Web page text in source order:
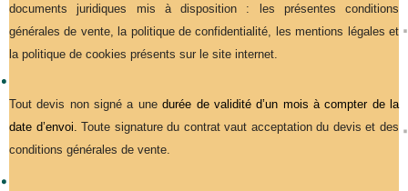
documents juridiques mis à disposition : les présentes conditions
générales de vente, la politique de confidentialité, les mentions légales et
la politique de cookies présents sur le site internet.
Tout devis non signé a une durée de validité d’un mois à compter de la
date d’envoi.
Toute signature du contrat vaut acceptation du devis et des
conditions générales de vente.